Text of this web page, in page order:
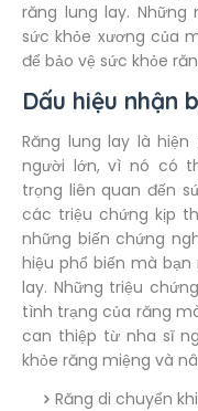
răng lung lay.
sức khỏe xương của
để bảo vệ sức khỏe
Dấu hiệu nhận
Răng lung lay là
người lớn, vì nó có
trọng liên quan đến
các triệu chứng kịp
những biến chứng
hiệu phổ biến mà
lay. Những triệu
tình trạng của răng
can thiệp từ nha sĩ
khỏe răng miệng và
Răng di chuyển